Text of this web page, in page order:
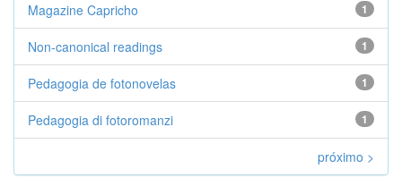
1
Magazine Capricho
1
Non-canonical readings
1
Pedagogia de fotonovelas
1
Pedagogia di fotoromanzi
próximo >